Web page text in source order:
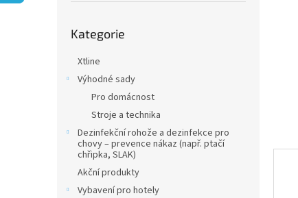
kategorie
Kategorie
Xtline
Výhodné sady
Pro domácnost
Stroje a technika
Dezinfekční rohože a dezinfekce pro
chovy – prevence nákaz (např. ptačí
chřipka, SLAK)
Akční produkty
Vybavení pro hotely